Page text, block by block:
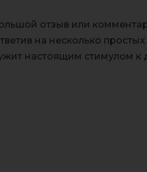
отзыв или
на несколько
настоящим стимулом